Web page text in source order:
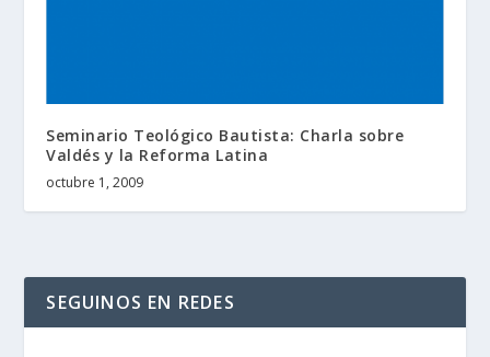
Seminario Teológico Bautista: Charla sobre
Valdés y la Reforma Latina
octubre 1, 2009
SEGUINOS EN REDES